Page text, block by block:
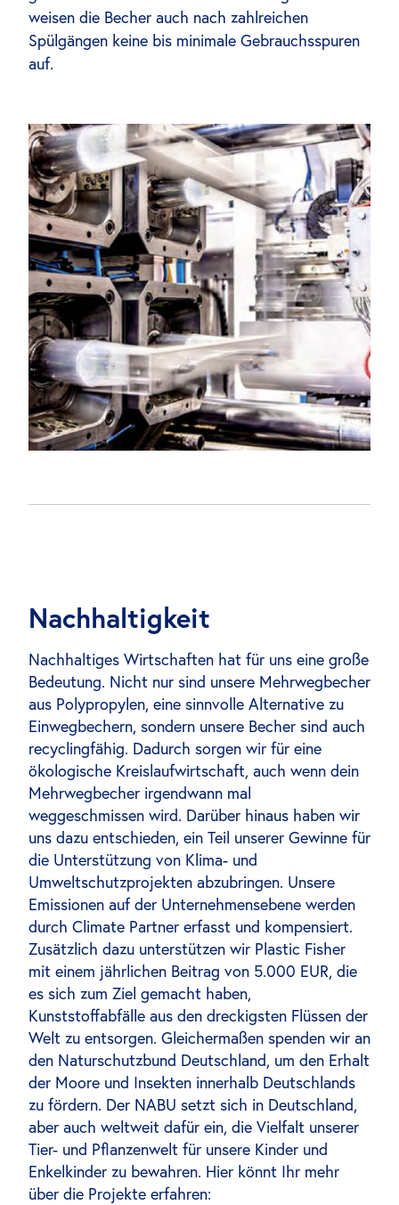
weisen die Becher auch nach zahlreichen
Spülgängen keine bis minimale Gebrauchsspuren
auf.
Nachhaltigkeit
Nachhaltiges Wirtschaften hat für uns eine große
Bedeutung. Nicht nur sind unsere Mehrwegbecher
aus Polypropylen, eine sinnvolle Alternative zu
Einwegbechern, sondern unsere Becher sind auch
recyclingfähig. Dadurch sorgen wir für eine
ökologische Kreislaufwirtschaft, auch wenn dein
Mehrwegbecher irgendwann mal
weggeschmissen wird. Darüber hinaus haben wir
uns dazu entschieden, ein Teil unserer Gewinne für
die Unterstützung von Klima- und
Umweltschutzprojekten abzubringen. Unsere
Emissionen auf der Unternehmensebene werden
durch Climate Partner erfasst und kompensiert.
Zusätzlich dazu unterstützen wir Plastic Fisher
mit einem jährlichen Beitrag von 5.000 EUR, die
es sich zum Ziel gemacht haben,
Kunststoffabfälle aus den dreckigsten Flüssen der
Welt zu entsorgen. Gleichermaßen spenden wir an
den Naturschutzbund Deutschland, um den Erhalt
der Moore und Insekten innerhalb Deutschlands
zu fördern. Der NABU setzt sich in Deutschland,
aber auch weltweit dafür ein, die Vielfalt unserer
Tier- und Pflanzenwelt für unsere Kinder und
Enkelkinder zu bewahren. Hier könnt Ihr mehr
über die Projekte erfahren: